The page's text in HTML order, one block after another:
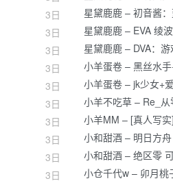
3日
星黛鹿鹿 – 初音酱
3日
星黛鹿鹿 – EVA 绫
3日
星黛鹿鹿 – DVA：
3日
小羊蛋卷 – 黑丝水
3日
小羊蛋卷 – jk少女+
3日
小羊不吃草 – Re_
3日
小羊MM – [真人写
3日
小和甜酒 – 明日方
3日
小和甜酒 – 绝区零
3日
小仓千代w – 卯月桃